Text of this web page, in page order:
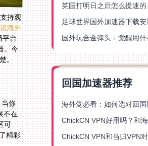
持观
海外
平台
器。今
。
你
在
可
彩
回国加速器推荐